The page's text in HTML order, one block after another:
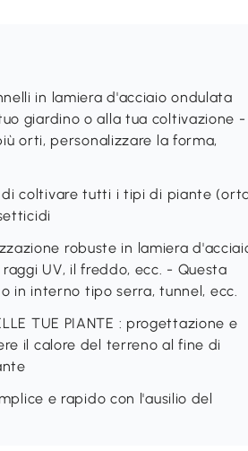
in lamiera d'acciaio ondulata
giardino o alla tua coltivazione -
orti, personalizzare la forma,
coltivare tutti i tipi di piante
robuste in lamiera
UV, il freddo, ecc. - Questa
in interno tipo serra, tunnel, ecc.
TUE PIANTE : progettazione e
il calore del terreno al fine di
e rapido con l'ausilio del